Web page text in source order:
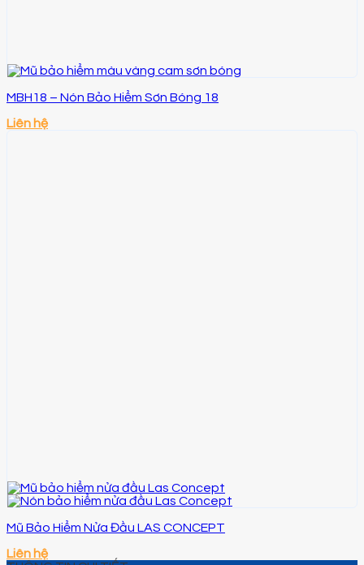
MBH18 – Nón Bảo Hiểm Sơn Bóng 18
Liên hệ
Mũ Bảo Hiểm Nửa Đầu LAS CONCEPT
Liên hệ